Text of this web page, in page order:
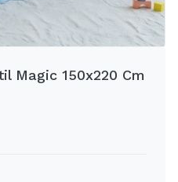
Magic 150x220 Cm